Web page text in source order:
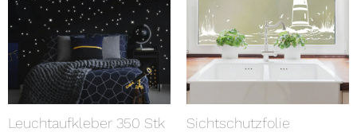
Leuchtaufkleber 350 Stk
Sichtschutzfolie